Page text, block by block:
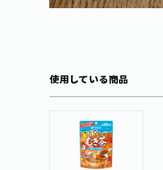
使用している商品